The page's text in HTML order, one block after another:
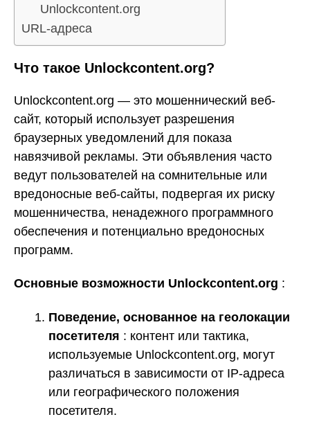
Unlockcontent.org
URL-адреса
Что такое Unlockcontent.org?
Unlockcontent.org — это мошеннический веб-
сайт, который использует разрешения
браузерных уведомлений для показа
навязчивой рекламы. Эти объявления часто
ведут пользователей на сомнительные или
вредоносные веб-сайты, подвергая их риску
мошенничества, ненадежного программного
обеспечения и потенциально вредоносных
программ.
Основные возможности Unlockcontent.org :
Поведение, основанное на геолокации
посетителя : контент или тактика,
используемые Unlockcontent.org, могут
различаться в зависимости от IP-адреса
или географического положения
посетителя.